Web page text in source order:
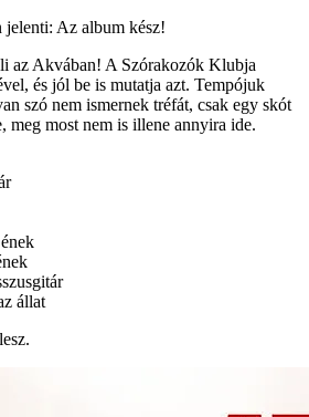
Az album kész!
az Akvában! A Szórakozók Klubja
és jól be is mutatja azt. Tempójuk
szó nem ismernek tréfát, csak egy skót
meg most nem is illene annyira ide.
állat